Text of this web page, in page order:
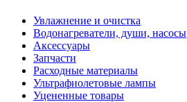
Увлажнение и очистка
Водонагреватели, души, насосы
Аксессуары
Запчасти
Расходные материалы
Ультрафиолетовые лампы
Уцененные товары